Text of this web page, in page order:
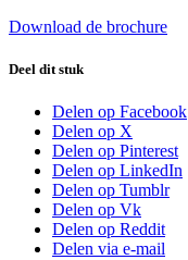
Download de brochure
Deel dit stuk
Delen op Facebook
Delen op X
Delen op Pinterest
Delen op LinkedIn
Delen op Tumblr
Delen op Vk
Delen op Reddit
Delen via e-mail